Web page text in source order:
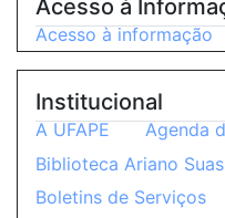
Acesso à
Acesso à informação
Institucional
A UFAPE
Agenda
Biblioteca Ariano
Boletins de Serviços